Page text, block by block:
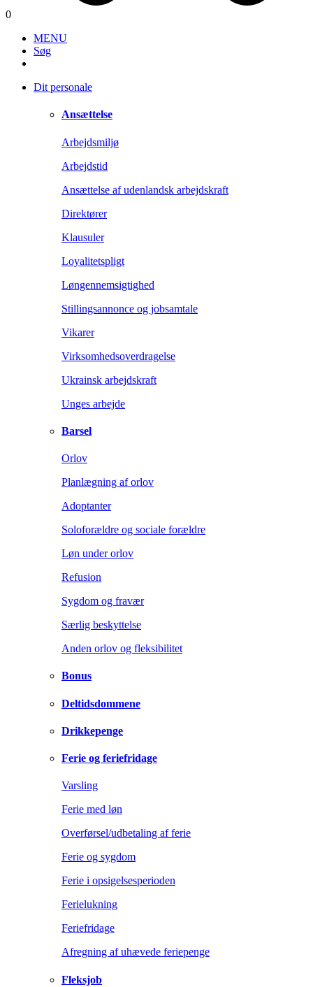
0
MENU
Søg
Dit personale
Ansættelse
Arbejdsmiljø
Arbejdstid
Ansættelse af udenlandsk arbejdskraft
Direktører
Klausuler
Loyalitetspligt
Løngennemsigtighed
Stillingsannonce og jobsamtale
Vikarer
Virksomhedsoverdragelse
Ukrainsk arbejdskraft
Unges arbejde
Barsel
Orlov
Planlægning af orlov
Adoptanter
Soloforældre og sociale forældre
Løn under orlov
Refusion
Sygdom og fravær
Særlig beskyttelse
Anden orlov og fleksibilitet
Bonus
Deltidsdommene
Drikkepenge
Ferie og feriefridage
Varsling
Ferie med løn
Overførsel/udbetaling af ferie
Ferie og sygdom
Ferie i opsigelsesperioden
Ferielukning
Feriefridage
Afregning af uhævede feriepenge
Fleksjob